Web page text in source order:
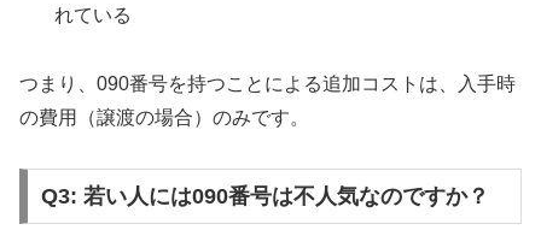
れている
つまり、090番号を持つことによる追加コストは、入手時
の費用（譲渡の場合）のみです。
Q3: 若い人には090番号は不人気なのですか？